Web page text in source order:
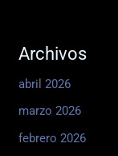
Archivos
abril 2026
marzo 2026
febrero 2026